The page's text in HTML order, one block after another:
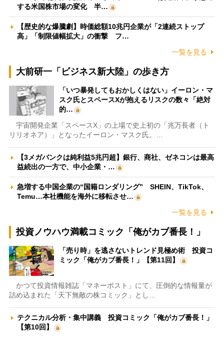
する米国株市場の変化 半…
【歴史的な爆騰劇】時価総額10兆円企業が「2連続ストップ
高」「制限値幅拡大」の衝撃 フ…
一覧を見る
大前研一「ビジネス新大陸」の歩き方
「いつ暴発してもおかしくはない」イーロン・マ
スク氏とスペースXが抱えるリスクの数々「絶対
的…
宇宙開発企業「スペースX」の上場で史上初の「兆万長者（ト
リリオネア）」となったイーロン・マスク氏。…
【3メガバンクは純利益5兆円超】銀行、商社、ゼネコンは最高
益続出の一方で、中小企業・…
急増する中国企業の“国籍ロンダリング” SHEIN、TikTok、
Temu…本社機能を海外に移転させ…
一覧を見る
投資ノウハウ満載コミック「俺がカブ番長！」
「売り時」を逃さないトレンド見極め術 投資コ
ミック「俺がカブ番長！」【第11回】
かつて投資情報雑誌「マネーポスト」にて、圧倒的な情報量が
詰め込まれた「天下無敵の株コミック」とし…
テクニカル分析・集中講義 投資コミック「俺がカブ番長！」
【第10回】